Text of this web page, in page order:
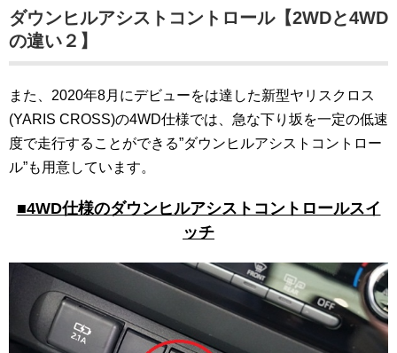
ダウンヒルアシストコントロール【2WDと4WD
の違い２】
また、2020年8月にデビューをは達した新型ヤリスクロス
(YARIS CROSS)の4WD仕様では、急な下り坂を一定の低速
度で走行することができる”ダウンヒルアシストコントロー
ル”も用意しています。
■4WD仕様のダウンヒルアシストコントロールスイ
ッチ